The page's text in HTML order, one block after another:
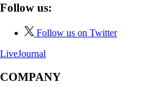
Follow us:
Follow us on Twitter
LiveJournal
COMPANY